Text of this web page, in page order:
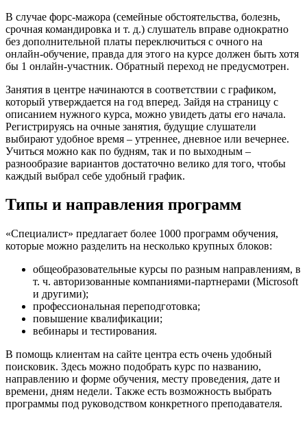
В случае форс-мажора (семейные обстоятельства, болезнь,
срочная командировка и т. д.) слушатель вправе однократно
без дополнительной платы переключиться с очного на
онлайн-обучение, правда для этого на курсе должен быть хотя
бы 1 онлайн-участник. Обратный переход не предусмотрен.
Занятия в центре начинаются в соответствии с графиком,
который утверждается на год вперед. Зайдя на страницу с
описанием нужного курса, можно увидеть даты его начала.
Регистрируясь на очные занятия, будущие слушатели
выбирают удобное время – утреннее, дневное или вечернее.
Учиться можно как по будням, так и по выходным –
разнообразие вариантов достаточно велико для того, чтобы
каждый выбрал себе удобный график.
Типы и направления программ
«Специалист» предлагает более 1000 программ обучения,
которые можно разделить на несколько крупных блоков:
общеобразовательные курсы по разным направлениям, в
т. ч. авторизованные компаниями-партнерами (Microsoft
и другими);
профессиональная переподготовка;
повышение квалификации;
вебинары и тестирования.
В помощь клиентам на сайте центра есть очень удобный
поисковик. Здесь можно подобрать курс по названию,
направлению и форме обучения, месту проведения, дате и
времени, дням недели. Также есть возможность выбрать
программы под руководством конкретного преподавателя.